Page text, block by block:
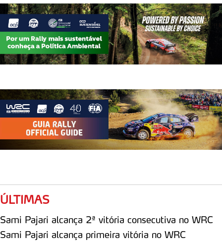
disponibilizados.
Consulte a política de cookies do site.
ÚLTIMAS
Sami Pajari alcança 2ª vitória consecutiva no WRC
Sami Pajari alcança primeira vitória no WRC